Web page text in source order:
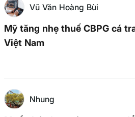
Vũ Văn Hoàng Bùi
Mỹ tăng nhẹ thuế CBPG cá
Việt Nam
Nhung